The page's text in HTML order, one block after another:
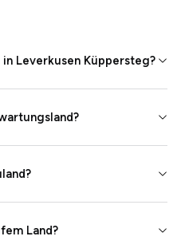
Leverkusen Küppersteg?
Land?